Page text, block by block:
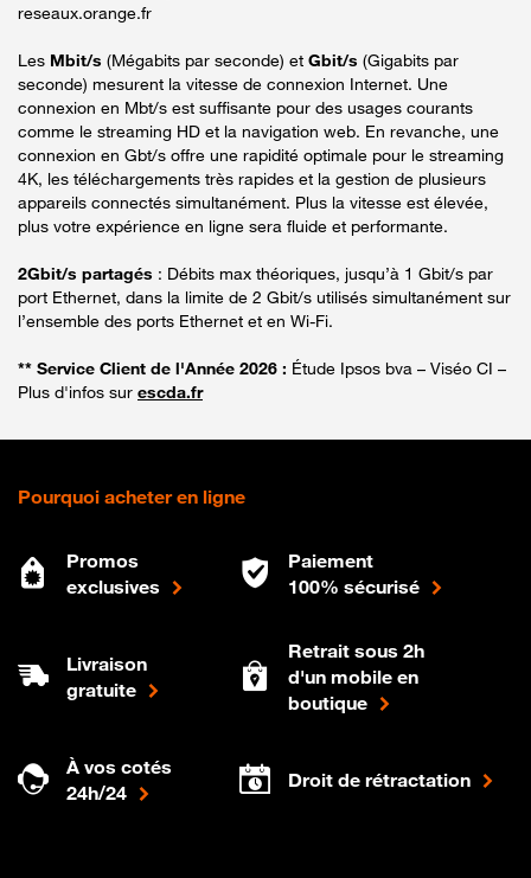
reseaux.orange.fr
Les Mbit/s (Mégabits par seconde) et Gbit/s (Gigabits par
seconde) mesurent la vitesse de connexion Internet. Une
connexion en Mbt/s est suffisante pour des usages courants
comme le streaming HD et la navigation web. En revanche, une
connexion en Gbt/s offre une rapidité optimale pour le streaming
4K, les téléchargements très rapides et la gestion de plusieurs
appareils connectés simultanément. Plus la vitesse est élevée,
plus votre expérience en ligne sera fluide et performante.
2Gbit/s partagés : Débits max théoriques, jusqu’à 1 Gbit/s par
port Ethernet, dans la limite de 2 Gbit/s utilisés simultanément sur
l’ensemble des ports Ethernet et en Wi-Fi.
** Service Client de l'Année 2026 : Étude Ipsos bva – Viséo CI –
Plus d'infos sur escda.fr
Pourquoi acheter en ligne
Promos
exclusives
Paiement
100% sécurisé
Livraison
gratuite
Retrait sous 2h
d'un mobile en
boutique
À vos cotés
24h/24
Droit de rétractation